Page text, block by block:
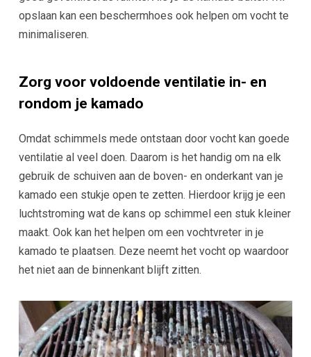
opslaan kan een beschermhoes ook helpen om vocht te
minimaliseren.
Zorg voor voldoende ventilatie in- en
rondom je kamado
Omdat schimmels mede ontstaan door vocht kan goede
ventilatie al veel doen. Daarom is het handig om na elk
gebruik de schuiven aan de boven- en onderkant van je
kamado een stukje open te zetten. Hierdoor krijg je een
luchtstroming wat de kans op schimmel een stuk kleiner
maakt. Ook kan het helpen om een vochtvreter in je
kamado te plaatsen. Deze neemt het vocht op waardoor
het niet aan de binnenkant blijft zitten.